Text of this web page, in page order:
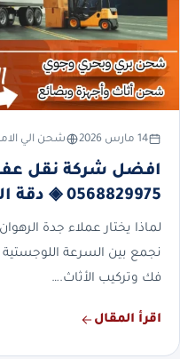
14 مارس 2026 شحن الي
افضل شركة نقل
0568829975 ◈ دقة التنفيذ وأمان النقل
لماذا يختار عملاء جدة
نجمع بين السرعة اللوجستية
فك وتركيب الأثاث.…
اقرأ المقال